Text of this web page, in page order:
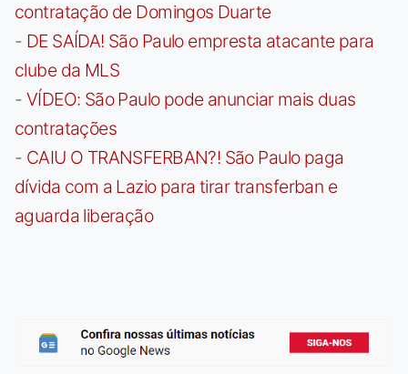
contratação de Domingos Duarte
- DE SAÍDA! São Paulo empresta atacante para
clube da MLS
- VÍDEO: São Paulo pode anunciar mais duas
contratações
- CAIU O TRANSFERBAN?! São Paulo paga
dívida com a Lazio para tirar transferban e
aguarda liberação